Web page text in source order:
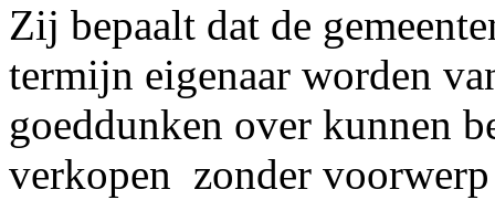
Zij bepaalt dat de
termijn eigenaar worden
goeddunken over kunnen
verkopen ­ zonder